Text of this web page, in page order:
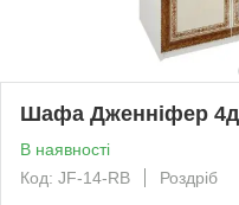
Шафа Дженніфер
В наявності
Код: JF-14-RB
Роздріб